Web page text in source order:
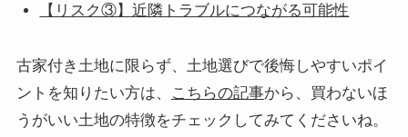
【リスク③】近隣トラブルにつながる可能性
古家付き土地に限らず、土地選びで後悔しやすいポイ
ントを知りたい方は、
こちらの記事から、買わないほ
うがいい土地の特徴をチェックしてみてくださいね。